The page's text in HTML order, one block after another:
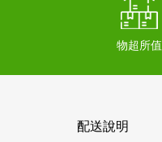
物超所值
配送說明